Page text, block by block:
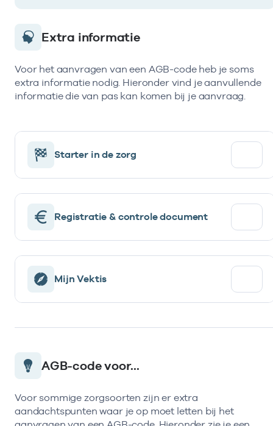
Extra informatie
Voor het aanvragen van een AGB-code heb je soms
extra informatie nodig. Hieronder vind je aanvullende
informatie die van pas kan komen bij je aanvraag.
Starter in de zorg
Registratie & controle document
Mijn Vektis
AGB-code voor...
Voor sommige zorgsoorten zijn er extra
aandachtspunten waar je op moet letten bij het